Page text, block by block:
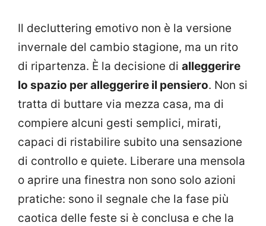
Il decluttering emotivo non è la versione
invernale del cambio stagione, ma un rito
di ripartenza. È la decisione di alleggerire
lo spazio per alleggerire il pensiero. Non si
tratta di buttare via mezza casa, ma di
compiere alcuni gesti semplici, mirati,
capaci di ristabilire subito una sensazione
di controllo e quiete. Liberare una mensola
o aprire una finestra non sono solo azioni
pratiche: sono il segnale che la fase più
caotica delle feste si è conclusa e che la